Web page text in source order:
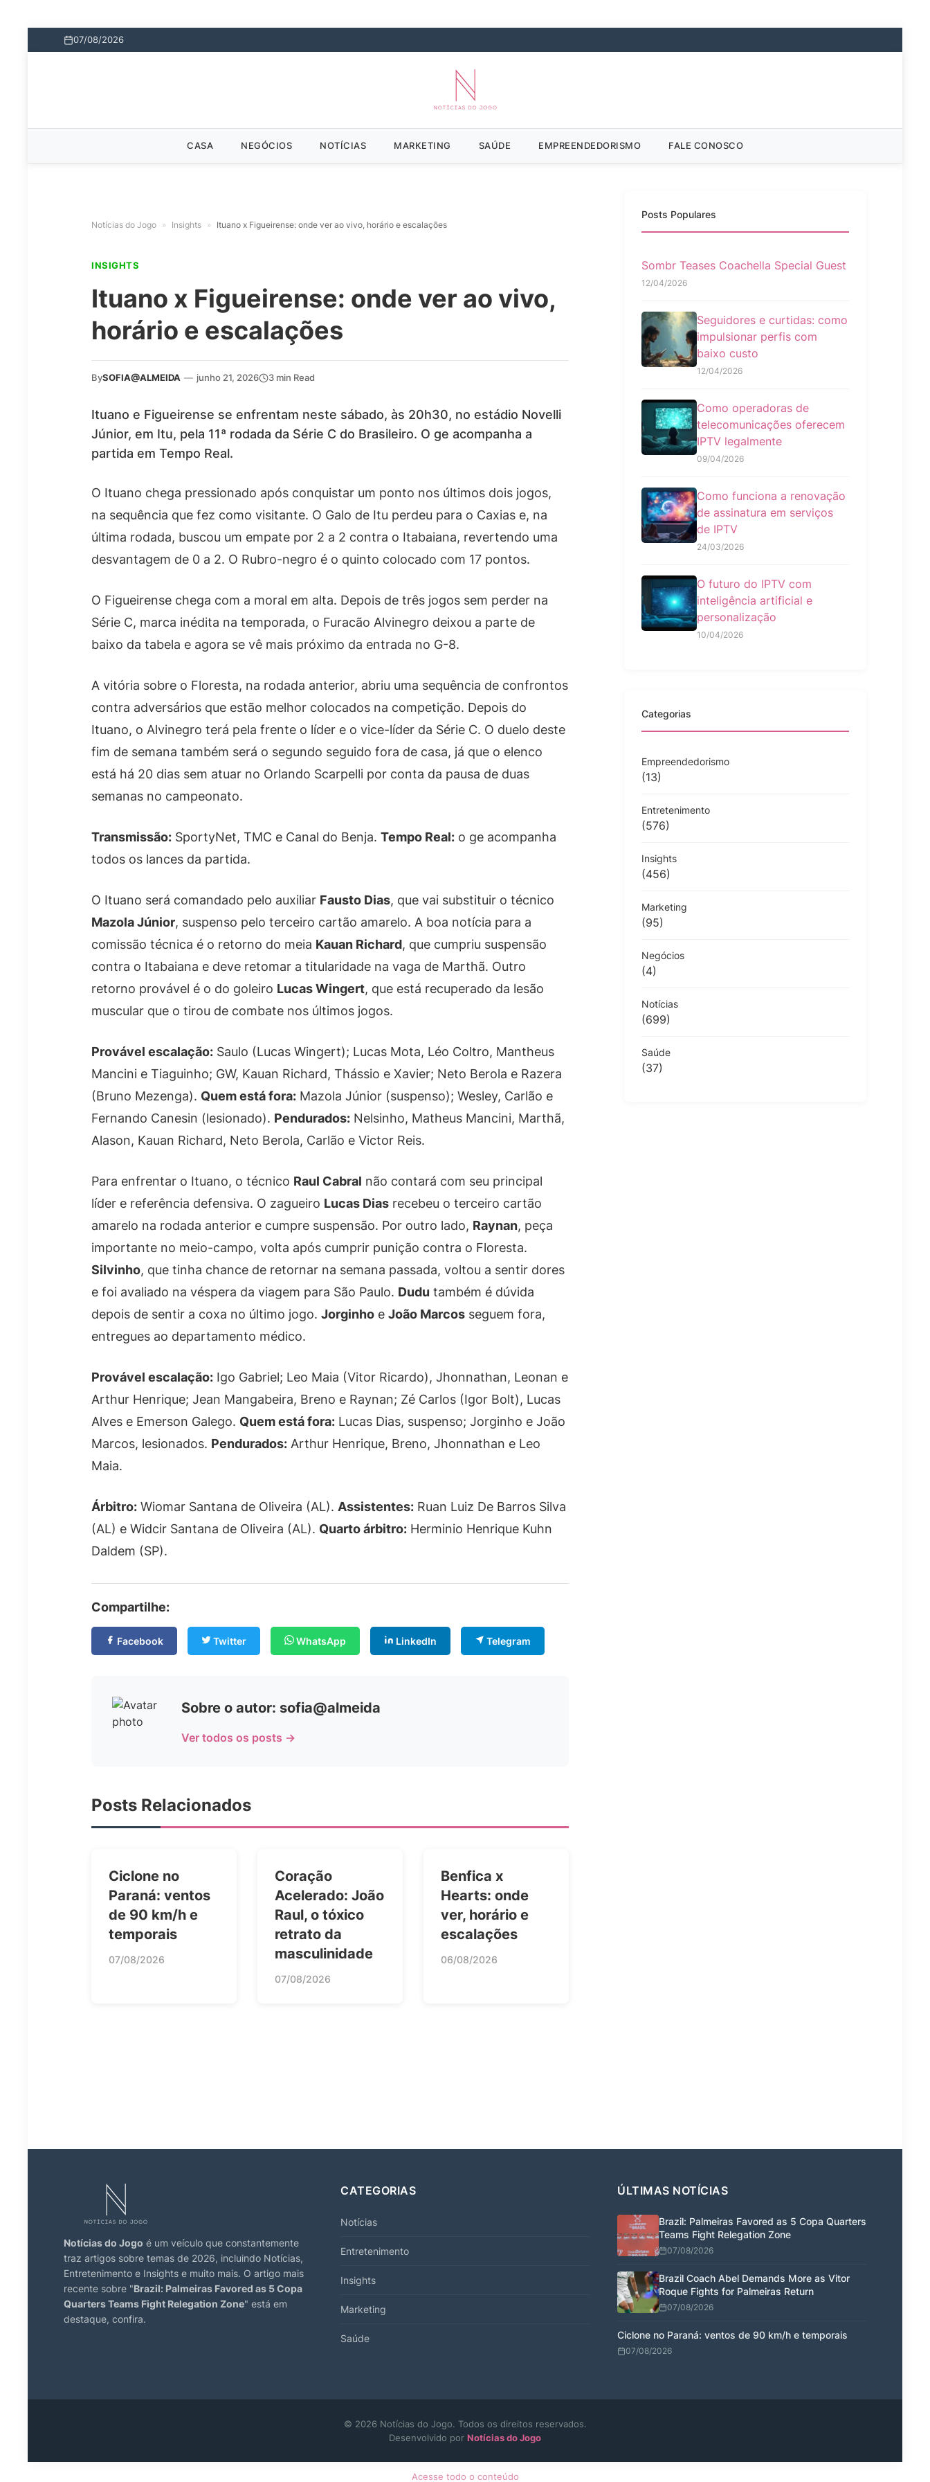
07/08/2026
CASA NEGÓCIOS NOTÍCIAS MARKETING SAÚDE EMPREENDEDORISMO FALE CONOSCO
Notícias do Jogo » Insights » Ituano x Figueirense: onde ver ao vivo, horário e escalações
INSIGHTS
Ituano x Figueirense: onde ver ao vivo,
horário e escalações
BySOFIA@ALMEIDA — junho 21, 2026 3 min Read
Ituano e Figueirense se enfrentam neste sábado, às 20h30, no estádio Novelli
Júnior, em Itu, pela 11ª rodada da Série C do Brasileiro. O ge acompanha a
partida em Tempo Real.
O Ituano chega pressionado após conquistar um ponto nos últimos dois jogos,
na sequência que fez como visitante. O Galo de Itu perdeu para o Caxias e, na
última rodada, buscou um empate por 2 a 2 contra o Itabaiana, revertendo uma
desvantagem de 0 a 2. O Rubro-negro é o quinto colocado com 17 pontos.
O Figueirense chega com a moral em alta. Depois de três jogos sem perder na
Série C, marca inédita na temporada, o Furacão Alvinegro deixou a parte de
baixo da tabela e agora se vê mais próximo da entrada no G-8.
A vitória sobre o Floresta, na rodada anterior, abriu uma sequência de confrontos
contra adversários que estão melhor colocados na competição. Depois do
Ituano, o Alvinegro terá pela frente o líder e o vice-líder da Série C. O duelo deste
fim de semana também será o segundo seguido fora de casa, já que o elenco
está há 20 dias sem atuar no Orlando Scarpelli por conta da pausa de duas
semanas no campeonato.
Transmissão: SportyNet, TMC e Canal do Benja. Tempo Real: o ge acompanha
todos os lances da partida.
O Ituano será comandado pelo auxiliar Fausto Dias, que vai substituir o técnico
Mazola Júnior, suspenso pelo terceiro cartão amarelo. A boa notícia para a
comissão técnica é o retorno do meia Kauan Richard, que cumpriu suspensão
contra o Itabaiana e deve retomar a titularidade na vaga de Marthã. Outro
retorno provável é o do goleiro Lucas Wingert, que está recuperado da lesão
muscular que o tirou de combate nos últimos jogos.
Provável escalação: Saulo (Lucas Wingert); Lucas Mota, Léo Coltro, Mantheus
Mancini e Tiaguinho; GW, Kauan Richard, Thássio e Xavier; Neto Berola e Razera
(Bruno Mezenga). Quem está fora: Mazola Júnior (suspenso); Wesley, Carlão e
Fernando Canesin (lesionado). Pendurados: Nelsinho, Matheus Mancini, Marthã,
Alason, Kauan Richard, Neto Berola, Carlão e Victor Reis.
Para enfrentar o Ituano, o técnico Raul Cabral não contará com seu principal
líder e referência defensiva. O zagueiro Lucas Dias recebeu o terceiro cartão
amarelo na rodada anterior e cumpre suspensão. Por outro lado, Raynan, peça
importante no meio-campo, volta após cumprir punição contra o Floresta.
Silvinho, que tinha chance de retornar na semana passada, voltou a sentir dores
e foi avaliado na véspera da viagem para São Paulo. Dudu também é dúvida
depois de sentir a coxa no último jogo. Jorginho e João Marcos seguem fora,
entregues ao departamento médico.
Provável escalação: Igo Gabriel; Leo Maia (Vitor Ricardo), Jhonnathan, Leonan e
Arthur Henrique; Jean Mangabeira, Breno e Raynan; Zé Carlos (Igor Bolt), Lucas
Alves e Emerson Galego. Quem está fora: Lucas Dias, suspenso; Jorginho e João
Marcos, lesionados. Pendurados: Arthur Henrique, Breno, Jhonnathan e Leo
Maia.
Árbitro: Wiomar Santana de Oliveira (AL). Assistentes: Ruan Luiz De Barros Silva
(AL) e Widcir Santana de Oliveira (AL). Quarto árbitro: Herminio Henrique Kuhn
Daldem (SP).
Compartilhe:
Facebook Twitter WhatsApp LinkedIn Telegram
Sobre o autor: sofia@almeida
Ver todos os posts →
Posts Relacionados
Ciclone no
Paraná: ventos
de 90 km/h e
temporais
07/08/2026
Coração
Acelerado: João
Raul, o tóxico
retrato da
masculinidade
07/08/2026
Benfica x
Hearts: onde
ver, horário e
escalações
06/08/2026
Posts Populares
Sombr Teases Coachella Special Guest
12/04/2026
Seguidores e curtidas: como
impulsionar perfis com
baixo custo
12/04/2026
Como operadoras de
telecomunicações oferecem
IPTV legalmente
09/04/2026
Como funciona a renovação
de assinatura em serviços
de IPTV
24/03/2026
O futuro do IPTV com
inteligência artificial e
personalização
10/04/2026
Categorias
Empreendedorismo
(13)
Entretenimento
(576)
Insights
(456)
Marketing
(95)
Negócios
(4)
Notícias
(699)
Saúde
(37)
Notícias do Jogo é um veículo que constantemente
traz artigos sobre temas de 2026, incluindo Notícias,
Entretenimento e Insights e muito mais. O artigo mais
recente sobre "Brazil: Palmeiras Favored as 5 Copa
Quarters Teams Fight Relegation Zone" está em
destaque, confira.
CATEGORIAS
Notícias
Entretenimento
Insights
Marketing
Saúde
ÚLTIMAS NOTÍCIAS
Brazil: Palmeiras Favored as 5 Copa Quarters
Teams Fight Relegation Zone
07/08/2026
Brazil Coach Abel Demands More as Vitor
Roque Fights for Palmeiras Return
07/08/2026
Ciclone no Paraná: ventos de 90 km/h e temporais
07/08/2026
© 2026 Notícias do Jogo. Todos os direitos reservados.
Desenvolvido por Notícias do Jogo
Acesse todo o conteúdo